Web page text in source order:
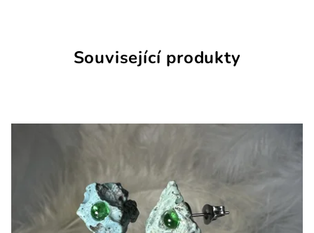
Související produkty